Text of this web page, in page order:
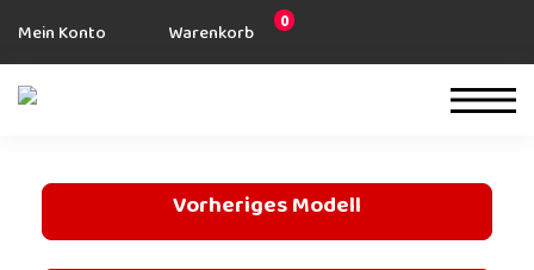
Mein Konto Warenkorb 0
Vorheriges Modell